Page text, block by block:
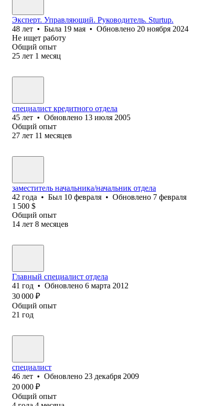
Эксперт. Управляющий. Руководитель. Sturtup.
48 лет • Была 19 мая • Обновлено 20 ноября 2024
Не ищет работу
Общий опыт
25 лет 1 месяц
специалист кредитного отдела
45 лет • Обновлено 13 июля 2005
Общий опыт
27 лет 11 месяцев
заместитель начальника/начальник отдела
42 года • Был 10 февраля • Обновлено 7 февраля
1 500 $
Общий опыт
14 лет 8 месяцев
Главный специалист отдела
41 год • Обновлено 6 марта 2012
30 000 ₽
Общий опыт
21 год
специалист
46 лет • Обновлено 23 декабря 2009
20 000 ₽
Общий опыт